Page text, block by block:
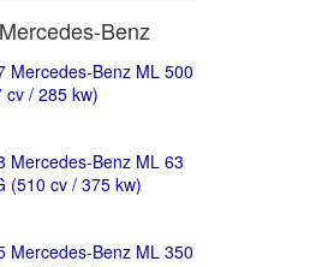
Benz
Mercedes-Benz ML 500
cv / 285 kw)
Mercedes-Benz ML 63
(510 cv / 375 kw)
Mercedes-Benz ML 350